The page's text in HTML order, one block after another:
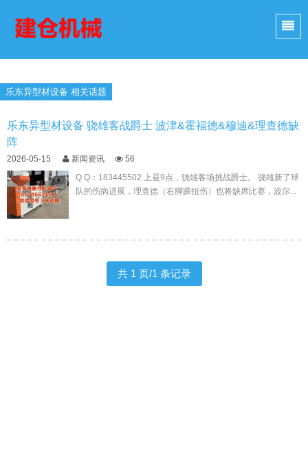
乐东异型材设备 相关话题
乐东异型材设备 骁雄客战爵士 波津&霍福德&穆迪&理查德缺
阵
2026-05-15 新闻资讯
56
Q Q：183445502 上昼9点，骁雄客场挑战爵士。 骁雄新了球
队的伤病进展，理查德（右脚踝扭伤）也将缺席比赛，波尔...
共 1 页/1 条记录